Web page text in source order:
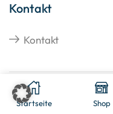
Startseite Shop
Kontakt
Kontakt
Copyright © 2026